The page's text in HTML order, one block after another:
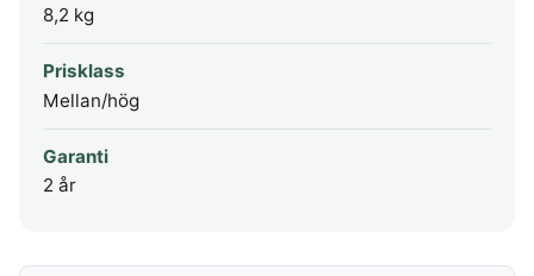
8,2 kg
Prisklass
Mellan/hög
Garanti
2 år